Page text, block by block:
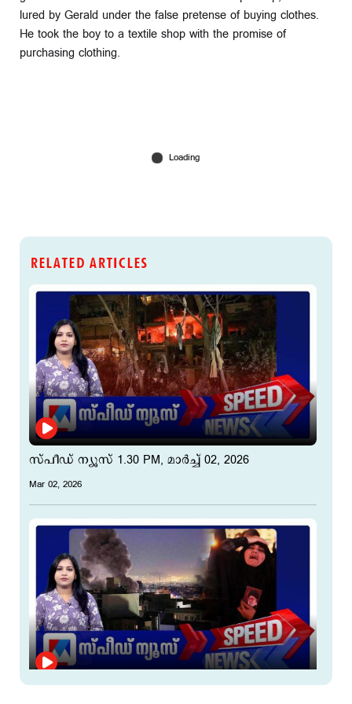
lured by Gerald under the false pretense of buying clothes.
He took the boy to a textile shop with the promise of
purchasing clothing.
RELATED ARTICLES
സ്പീഡ് ന്യൂസ് 1.30 PM, മാര്‍ച്ച് 02, 2026
Mar 02, 2026